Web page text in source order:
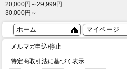
20,000円～29,999円
30,000円～
ホーム マイページ
メルマガ申込/停止
特定商取引法に基づく表示